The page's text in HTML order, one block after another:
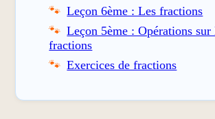
Leçon 6ème : Les fractions
Leçon 5ème : Opérations sur
fractions
Exercices de fractions